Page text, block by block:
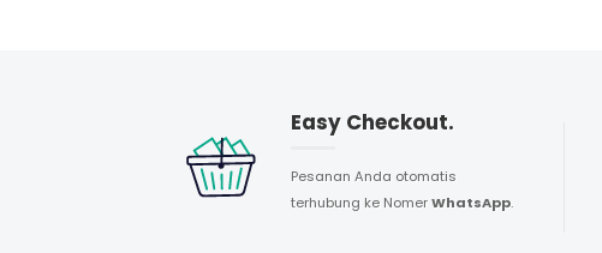
Easy Checkout.
Pesanan Anda otomatis
terhubung ke NomerWhatsApp.